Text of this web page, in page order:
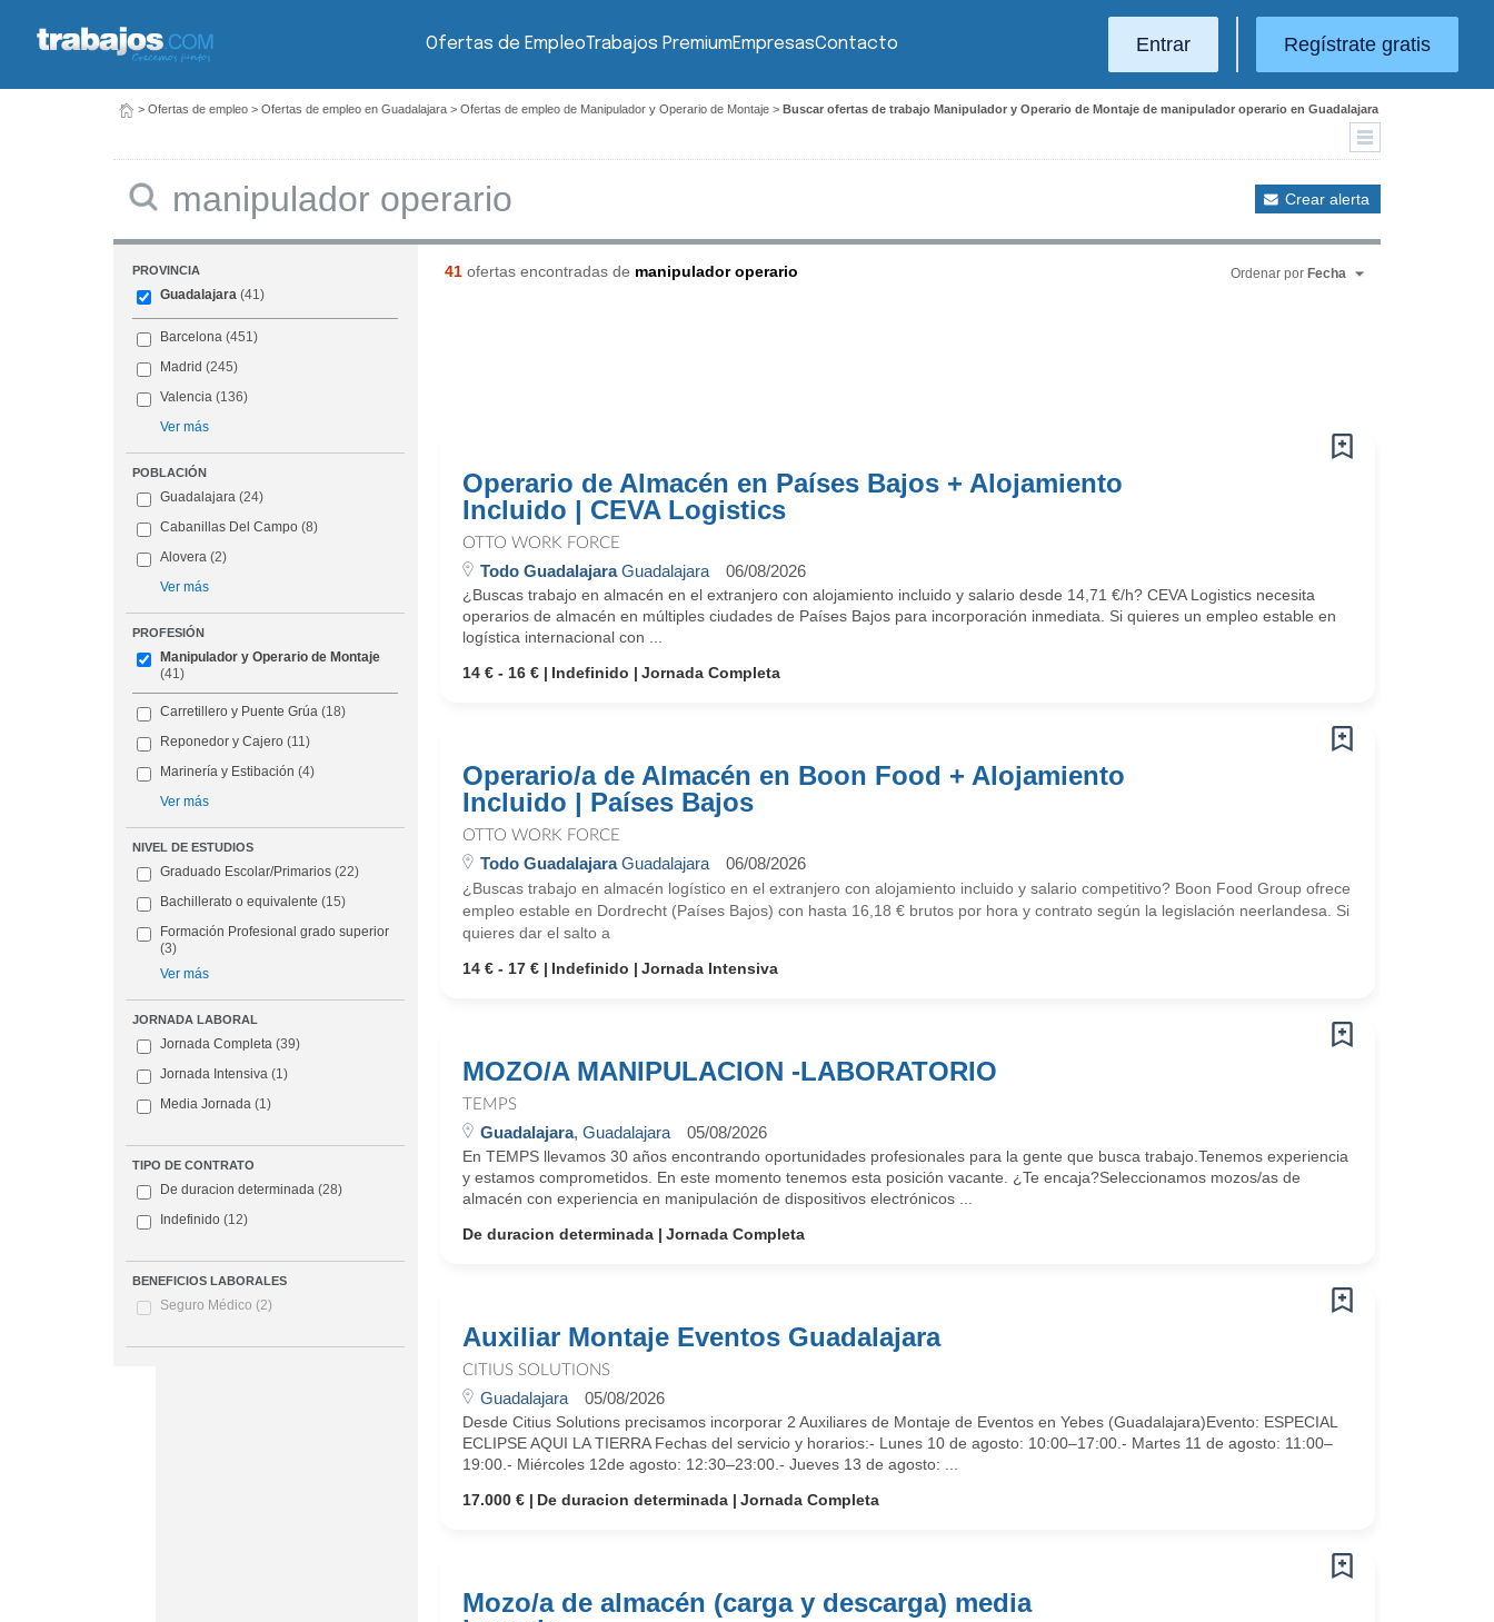
Ofertas de EmpleoTrabajos PremiumEmpresasContacto Entrar Regístrate gratis
> Ofertas de empleo > Ofertas de empleo en Guadalajara > Ofertas de empleo de Manipulador y Operario de Montaje > Buscar ofertas de trabajo Manipulador y Operario de Montaje de manipulador operario en Guadalajara
Crear alerta
PROVINCIA
Guadalajara (41)
Barcelona (451)
Madrid (245)
Valencia (136)
Ver más
POBLACIÓN
Guadalajara (24)
Cabanillas Del Campo (8)
Alovera (2)
Ver más
PROFESIÓN
Manipulador y Operario de Montaje
(41)
Carretillero y Puente Grúa (18)
Reponedor y Cajero (11)
Marinería y Estibación (4)
Ver más
NIVEL DE ESTUDIOS
Graduado Escolar/Primarios (22)
Bachillerato o equivalente (15)
Formación Profesional grado superior
(3)
Ver más
JORNADA LABORAL
Jornada Completa (39)
Jornada Intensiva (1)
Media Jornada (1)
TIPO DE CONTRATO
De duracion determinada (28)
Indefinido (12)
BENEFICIOS LABORALES
Seguro Médico (2)
41ofertas encontradas de manipulador operario Ordenar por Fecha
Operario de Almacén en Países Bajos + Alojamiento
Incluido | CEVA Logistics
OTTO WORK FORCE
Todo GuadalajaraGuadalajara 06/08/2026
¿Buscas trabajo en almacén en el extranjero con alojamiento incluido y salario desde 14,71 €/h? CEVA Logistics necesita
operarios de almacén en múltiples ciudades de Países Bajos para incorporación inmediata. Si quieres un empleo estable en
logística internacional con ...
14 € - 16 €
Indefinido Jornada Completa
Operario/a de Almacén en Boon Food + Alojamiento
Incluido | Países Bajos
OTTO WORK FORCE
Todo GuadalajaraGuadalajara 06/08/2026
¿Buscas trabajo en almacén logístico en el extranjero con alojamiento incluido y salario competitivo? Boon Food Group ofrece
empleo estable en Dordrecht (Países Bajos) con hasta 16,18 € brutos por hora y contrato según la legislación neerlandesa. Si
quieres dar el salto a
14 € - 17 €
Indefinido Jornada Intensiva
MOZO/A MANIPULACION -LABORATORIO
TEMPS
Guadalajara, Guadalajara 05/08/2026
En TEMPS llevamos 30 años encontrando oportunidades profesionales para la gente que busca trabajo.Tenemos experiencia
y estamos comprometidos. En este momento tenemos esta posición vacante. ¿Te encaja?Seleccionamos mozos/as de
almacén con experiencia en manipulación de dispositivos electrónicos ...
De duracion determinada
Jornada Completa
Auxiliar Montaje Eventos Guadalajara
CITIUS SOLUTIONS
Guadalajara 05/08/2026
Desde Citius Solutions precisamos incorporar 2 Auxiliares de Montaje de Eventos en Yebes (Guadalajara)Evento: ESPECIAL
ECLIPSE AQUI LA TIERRA Fechas del servicio y horarios:- Lunes 10 de agosto: 10:00–17:00.- Martes 11 de agosto: 11:00–
19:00.- Miércoles 12de agosto: 12:30–23:00.- Jueves 13 de agosto: ...
17.000 €
De duracion determinada Jornada Completa
Mozo/a de almacén (carga y descarga) media